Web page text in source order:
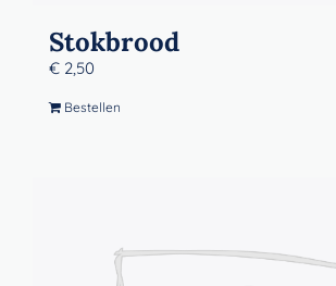
Stokbrood
€ 2,50
Bestellen